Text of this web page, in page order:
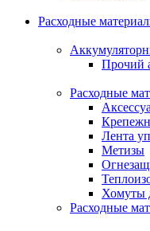
Расходные
Прочий
Расходные
Лента
Метизы
Хомуты
Расходные